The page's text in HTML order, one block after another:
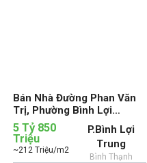
Bán Nhà Đường Phan Văn
Trị, Phường Bình Lợi
Trung, Quận Bình Thạnh
(cũ)
5 Tỷ 850
Triệu
~212 Triệu/m2
P.Bình Lợi
Trung
Bình Thạnh